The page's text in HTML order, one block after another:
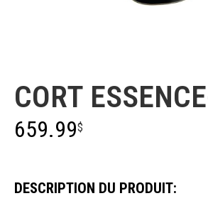
CORT
659.99$
DESCRIPTION DU PRODUIT: